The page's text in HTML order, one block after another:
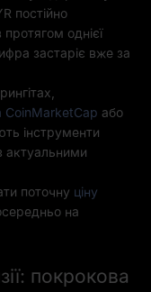
постійно
протягом однієї
застаріє вже за
CoinMarketCap або
інструменти
актуальними
поточну ціну
на
покрокова